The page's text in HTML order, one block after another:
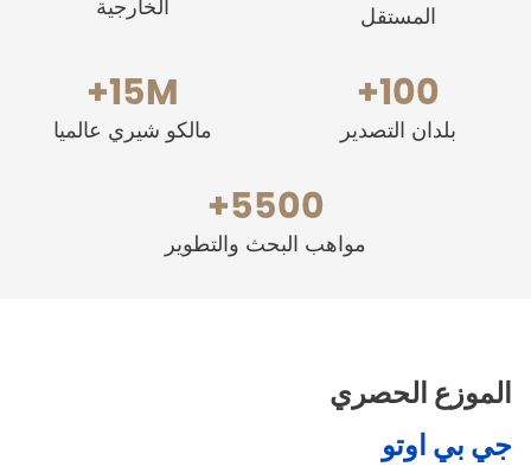
المستقل
الخارجية
100+
بلدان التصدير
15M+
مالكو شيري عالميا
5500+
مواهب البحث والتطوير
الموزع الحصري
جي بي اوتو